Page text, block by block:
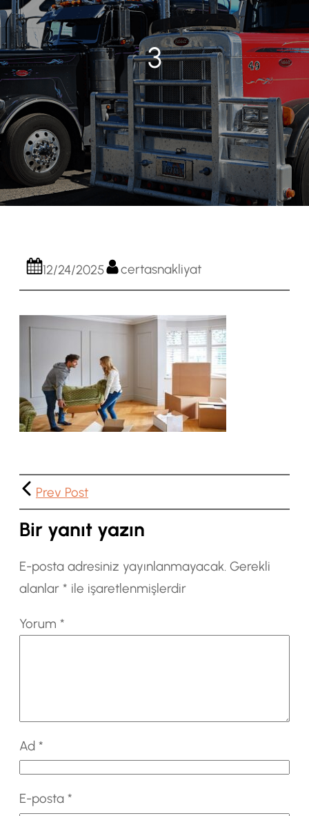
3
12/24/2025 certasnakliyat
Prev Post
Bir yanıt yazın
E-posta adresiniz yayınlanmayacak. Gerekli
alanlar * ile işaretlenmişlerdir
Yorum *
Ad *
E-posta *